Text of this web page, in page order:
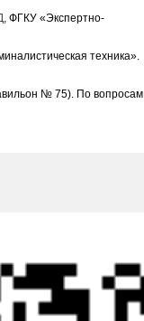
, ФГКУ «Экспертно-
техника».
№ 75). По вопросам